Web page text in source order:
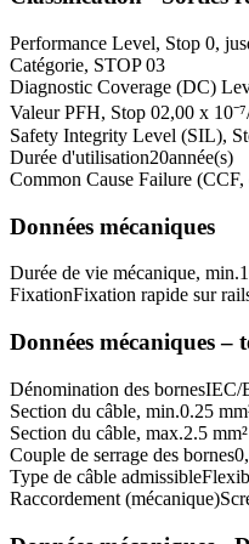
Performance Level, Stop 0,
Catégorie, STOP 03
Diagnostic Coverage (DC)
Valeur PFH, Stop 02,00 x 10⁻⁷
Safety Integrity Level (SIL),
Durée d'utilisation20année(s)
Common Cause Failure
Données mécaniques
Durée de vie mécanique, min.
FixationFixation rapide sur
Données mécaniques –
Dénomination des bornesIEC/
Section du câble, min.0.25
Section du câble, max.2.5 mm²
Couple de serrage des bornes
Type de câble admissible
Raccordement (mécanique)